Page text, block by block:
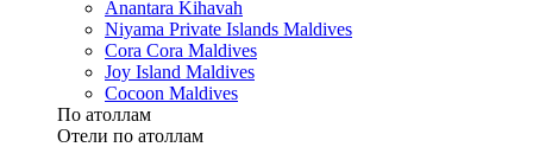
Anantara Kihavah
Niyama Private Islands Maldives
Cora Cora Maldives
Joy Island Maldives
Cocoon Maldives
По атоллам
Отели по атоллам